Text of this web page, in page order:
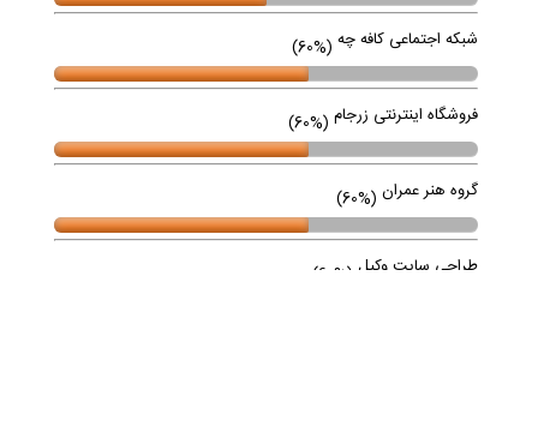
شبکه اجتماعی کافه چه (60%)
فروشگاه اینترنتی زرجام (60%)
گروه هنر عمران (60%)
طراحی سایت وکیل (60%)